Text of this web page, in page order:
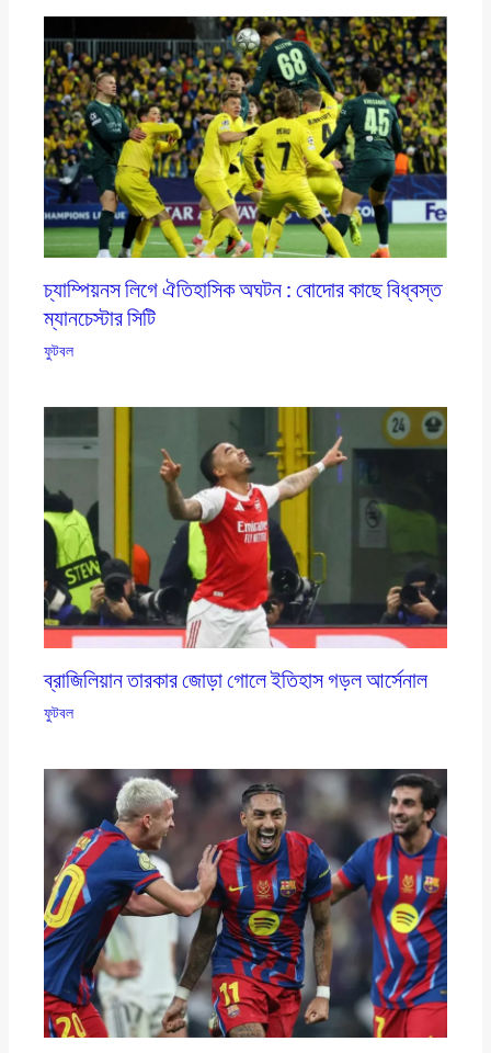
চ্যাম্পিয়নস লিগে ঐতিহাসিক অঘটন : বোদোর কাছে বিধ্বস্ত
ম্যানচেস্টার সিটি
ফুটবল
ব্রাজিলিয়ান তারকার জোড়া গোলে ইতিহাস গড়ল আর্সেনাল
ফুটবল